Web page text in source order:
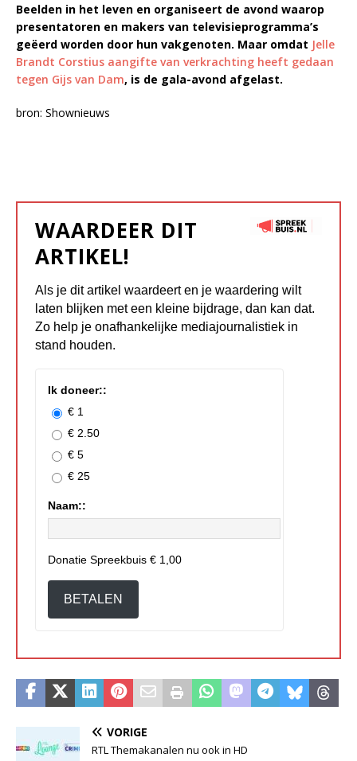
Beelden in het leven en organiseert de avond waarop
presentatoren en makers van televisieprogramma’s
geëerd worden door hun vakgenoten. Maar omdat Jelle
Brandt Corstius aangifte van verkrachting heeft gedaan
tegen Gijs van Dam, is de gala-avond afgelast.
bron: Shownieuws
WAARDEER DIT
ARTIKEL!
Als je dit artikel waardeert en je waardering wilt
laten blijken met een kleine bijdrage, dan kan dat.
Zo help je onafhankelijke mediajournalistiek in
stand houden.
Ik doneer::
€ 1
€ 2.50
€ 5
€ 25
Naam::
Donatie Spreekbuis € 1,00
BETALEN
VORIGE
RTL Themakanalen nu ook in HD